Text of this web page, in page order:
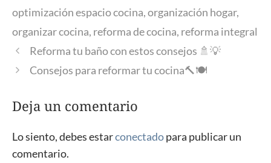
optimización espacio cocina,organización hogar,
organizar cocina, reforma de cocina, reforma integral
Reforma tu baño con estos consejos 🚿💡
Consejos para reformar tu cocina🔨🍽️
Deja un comentario
Lo siento, debes estarconectadopara publicar un
comentario.